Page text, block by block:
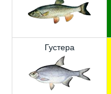
Густера